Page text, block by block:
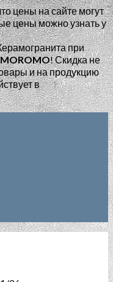
цены на сайте могут
цены можно узнать у
при
!Скидка не
и на продукцию
в